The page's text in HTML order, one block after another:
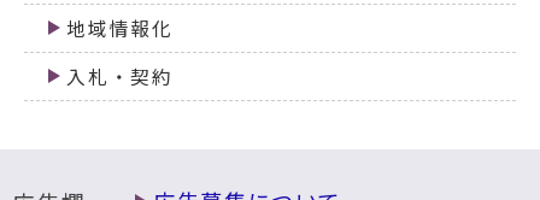
地域情報化
入札・契約